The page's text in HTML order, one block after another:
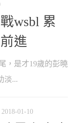
wsbl 累
進
，是才19歲的彭曉
淡...
2018-01-10